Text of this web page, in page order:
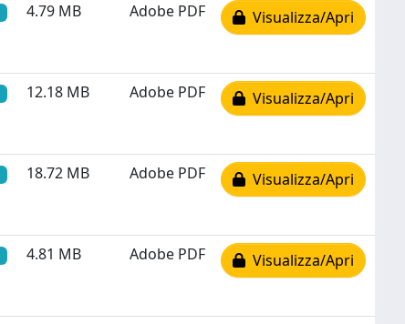
4.79 MB Adobe PDF Visualizza/Apri
12.18 MB Adobe PDF Visualizza/Apri
18.72 MB Adobe PDF Visualizza/Apri
4.81 MB Adobe PDF Visualizza/Apri